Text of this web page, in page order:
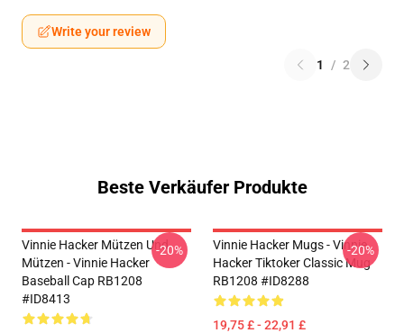
Write your review
1 / 2
Beste Verkäufer Produkte
Vinnie Hacker Mützen Und
Mützen - Vinnie Hacker
Baseball Cap RB1208
#ID8413
-20%
Vinnie Hacker Mugs - Vinnie
Hacker Tiktoker Classic Mug
RB1208 #ID8288
19,75 £ - 22,91 £
-20%